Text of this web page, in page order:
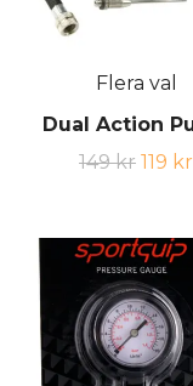
Flera val
Dual Action
149 kr 119 kr